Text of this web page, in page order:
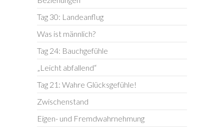
Tag 30: Landeanflug
Was ist männlich?
Tag 24: Bauchgefühle
„Leicht abfallend“
Tag 21: Wahre Glücksgefühle!
Zwischenstand
Eigen- und Fremdwahrnehmung